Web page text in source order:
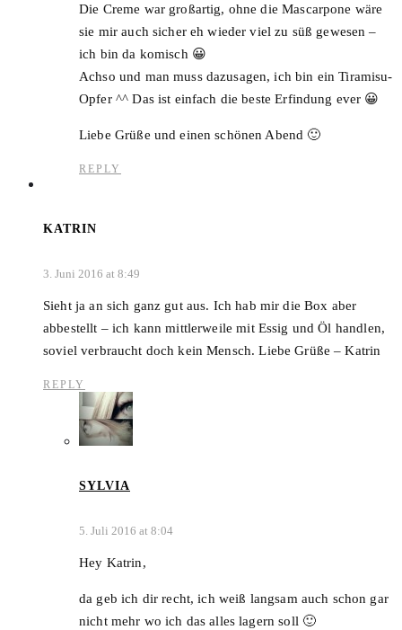
Die Creme war großartig, ohne die Mascarpone wäre
sie mir auch sicher eh wieder viel zu süß gewesen –
ich bin da komisch 😀
Achso und man muss dazusagen, ich bin ein Tiramisu-
Opfer ^^ Das ist einfach die beste Erfindung ever 😀
Liebe Grüße und einen schönen Abend 🙂
REPLY
KATRIN
3. Juni 2016 at 8:49
Sieht ja an sich ganz gut aus. Ich hab mir die Box aber
abbestellt – ich kann mittlerweile mit Essig und Öl handlen,
soviel verbraucht doch kein Mensch. Liebe Grüße – Katrin
REPLY
SYLVIA
5. Juli 2016 at 8:04
Hey Katrin,
da geb ich dir recht, ich weiß langsam auch schon gar
nicht mehr wo ich das alles lagern soll 🙂